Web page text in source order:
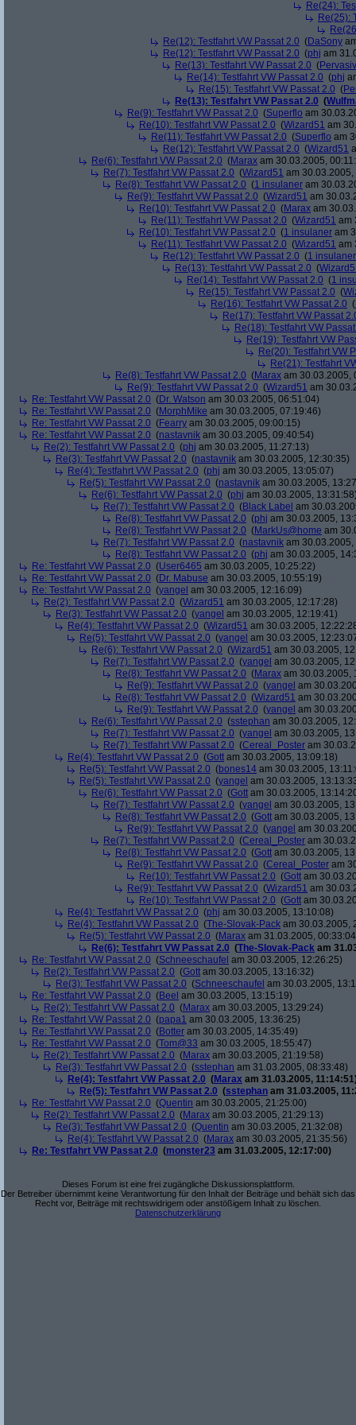
Re(24):
Re(25):
Re(12): Testfahrt VW Passat 2.0 (DaSony
Re(12): Testfahrt VW Passat 2.0 (phj am
Re(13): Testfahrt VW Passat 2.0 (
Re(14): Testfahrt VW Passat 2.0 (phj
Re(15): Testfahrt VW Passat 2.0 (
Re(13): Testfahrt VW Passat 2.0 (
Re(9): Testfahrt VW Passat 2.0 (Superflo am
Re(10): Testfahrt VW Passat 2.0 (Wizard51 am
Re(11): Testfahrt VW Passat 2.0 (Superflo am
Re(12): Testfahrt VW Passat 2.0 (Wizard51
Re(6): Testfahrt VW Passat 2.0 (Marax am 30.03.2005,
Re(7): Testfahrt VW Passat 2.0 (Wizard51 am
Re(8): Testfahrt VW Passat 2.0 (1 insulaner am
Re(9): Testfahrt VW Passat 2.0 (Wizard51 am
Re(10): Testfahrt VW Passat 2.0 (Marax am
Re(11): Testfahrt VW Passat 2.0 (Wizard51 am
Re(10): Testfahrt VW Passat 2.0 (1 insulaner am
Re(11): Testfahrt VW Passat 2.0 (Wizard51 am
Re(12): Testfahrt VW Passat 2.0 (1 insulaner
Re(13): Testfahrt VW Passat 2.0 (
Re(14): Testfahrt VW Passat 2.0 (1
Re(15): Testfahrt VW Passat 2.0 (
Re(16): Testfahrt VW Passat 2.0 (
Re(17): Testfahrt VW Passat
Re(18): Testfahrt VW
Re(19): Testfahrt VW
Re(20): Testfahrt VW
Re(21): Testfahrt
Re(8): Testfahrt VW Passat 2.0 (Marax am 30.03.2005,
Re(9): Testfahrt VW Passat 2.0 (Wizard51 am
Re: Testfahrt VW Passat 2.0 (Dr. Watson am 30.03.2005, 06:51:04)
Re: Testfahrt VW Passat 2.0 (MorphMike am 30.03.2005, 07:19:46)
Re: Testfahrt VW Passat 2.0 (Fearry am 30.03.2005, 09:00:15)
Re: Testfahrt VW Passat 2.0 (nastavnik am 30.03.2005, 09:40:54)
Re(2): Testfahrt VW Passat 2.0 (phj am 30.03.2005, 11:27:13)
Re(3): Testfahrt VW Passat 2.0 (nastavnik am 30.03.2005, 12:30:35)
Re(4): Testfahrt VW Passat 2.0 (phj am 30.03.2005, 13:05:07)
Re(5): Testfahrt VW Passat 2.0 (nastavnik am 30.03.2005,
Re(6): Testfahrt VW Passat 2.0 (phj am 30.03.2005,
Re(7): Testfahrt VW Passat 2.0 (Black Label am
Re(8): Testfahrt VW Passat 2.0 (phj am 30.03.2005,
Re(8): Testfahrt VW Passat 2.0 (MarkUs@home am
Re(7): Testfahrt VW Passat 2.0 (nastavnik am 30.03.2005,
Re(8): Testfahrt VW Passat 2.0 (phj am 30.03.2005,
Re: Testfahrt VW Passat 2.0 (User6465 am 30.03.2005, 10:25:22)
Re: Testfahrt VW Passat 2.0 (Dr. Mabuse am 30.03.2005, 10:55:19)
Re: Testfahrt VW Passat 2.0 (yangel am 30.03.2005, 12:16:09)
Re(2): Testfahrt VW Passat 2.0 (Wizard51 am 30.03.2005, 12:17:28)
Re(3): Testfahrt VW Passat 2.0 (yangel am 30.03.2005, 12:19:41)
Re(4): Testfahrt VW Passat 2.0 (Wizard51 am 30.03.2005,
Re(5): Testfahrt VW Passat 2.0 (yangel am 30.03.2005,
Re(6): Testfahrt VW Passat 2.0 (Wizard51 am 30.03.2005,
Re(7): Testfahrt VW Passat 2.0 (yangel am 30.03.2005,
Re(8): Testfahrt VW Passat 2.0 (Marax am 30.03.2005,
Re(9): Testfahrt VW Passat 2.0 (yangel am
Re(8): Testfahrt VW Passat 2.0 (Wizard51 am
Re(9): Testfahrt VW Passat 2.0 (yangel am
Re(6): Testfahrt VW Passat 2.0 (sstephan am 30.03.2005,
Re(7): Testfahrt VW Passat 2.0 (yangel am 30.03.2005,
Re(7): Testfahrt VW Passat 2.0 (Cereal_Poster am
Re(4): Testfahrt VW Passat 2.0 (Gott am 30.03.2005, 13:09:18)
Re(5): Testfahrt VW Passat 2.0 (bones14 am 30.03.2005,
Re(5): Testfahrt VW Passat 2.0 (yangel am 30.03.2005,
Re(6): Testfahrt VW Passat 2.0 (Gott am 30.03.2005,
Re(7): Testfahrt VW Passat 2.0 (yangel am 30.03.2005,
Re(8): Testfahrt VW Passat 2.0 (Gott am 30.03.2005,
Re(9): Testfahrt VW Passat 2.0 (yangel am
Re(7): Testfahrt VW Passat 2.0 (Cereal_Poster am
Re(8): Testfahrt VW Passat 2.0 (Gott am 30.03.2005,
Re(9): Testfahrt VW Passat 2.0 (Cereal_Poster am
Re(10): Testfahrt VW Passat 2.0 (Gott am
Re(9): Testfahrt VW Passat 2.0 (Wizard51 am
Re(10): Testfahrt VW Passat 2.0 (Gott am
Re(4): Testfahrt VW Passat 2.0 (phj am 30.03.2005, 13:10:08)
Re(4): Testfahrt VW Passat 2.0 (The-Slovak-Pack am 30.03.2005,
Re(5): Testfahrt VW Passat 2.0 (Marax am 31.03.2005,
Re(6): Testfahrt VW Passat 2.0 (The-Slovak-Pack am
Re: Testfahrt VW Passat 2.0 (Schneeschaufel am 30.03.2005, 12:26:25)
Re(2): Testfahrt VW Passat 2.0 (Gott am 30.03.2005, 13:16:32)
Re(3): Testfahrt VW Passat 2.0 (Schneeschaufel am 30.03.2005,
Re: Testfahrt VW Passat 2.0 (Beel am 30.03.2005, 13:15:19)
Re(2): Testfahrt VW Passat 2.0 (Marax am 30.03.2005, 13:29:24)
Re: Testfahrt VW Passat 2.0 (papa1 am 30.03.2005, 13:36:25)
Re: Testfahrt VW Passat 2.0 (Botter am 30.03.2005, 14:35:49)
Re: Testfahrt VW Passat 2.0 (Tom@33 am 30.03.2005, 18:55:47)
Re(2): Testfahrt VW Passat 2.0 (Marax am 30.03.2005, 21:19:58)
Re(3): Testfahrt VW Passat 2.0 (sstephan am 31.03.2005, 08:33:48)
Re(4): Testfahrt VW Passat 2.0 (Marax am 31.03.2005,
Re(5): Testfahrt VW Passat 2.0 (sstephan am 31.03.2005,
Re: Testfahrt VW Passat 2.0 (Quentin am 30.03.2005, 21:25:00)
Re(2): Testfahrt VW Passat 2.0 (Marax am 30.03.2005, 21:29:13)
Re(3): Testfahrt VW Passat 2.0 (Quentin am 30.03.2005, 21:32:08)
Re(4): Testfahrt VW Passat 2.0 (Marax am 30.03.2005, 21:35:56)
Re: Testfahrt VW Passat 2.0 (monster23 am 31.03.2005, 12:17:00)
Dieses Forum ist eine frei zugängliche Diskussionsplattform.
Der Betreiber übernimmt keine Verantwortung für den Inhalt der Beiträge und behält sich das
Recht vor, Beiträge mit rechtswidrigem oder anstößigem Inhalt zu löschen.
Datenschutzerklärung